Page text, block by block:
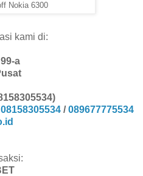
Nokia 6300
kami di:
a
08158305534 /089677775534